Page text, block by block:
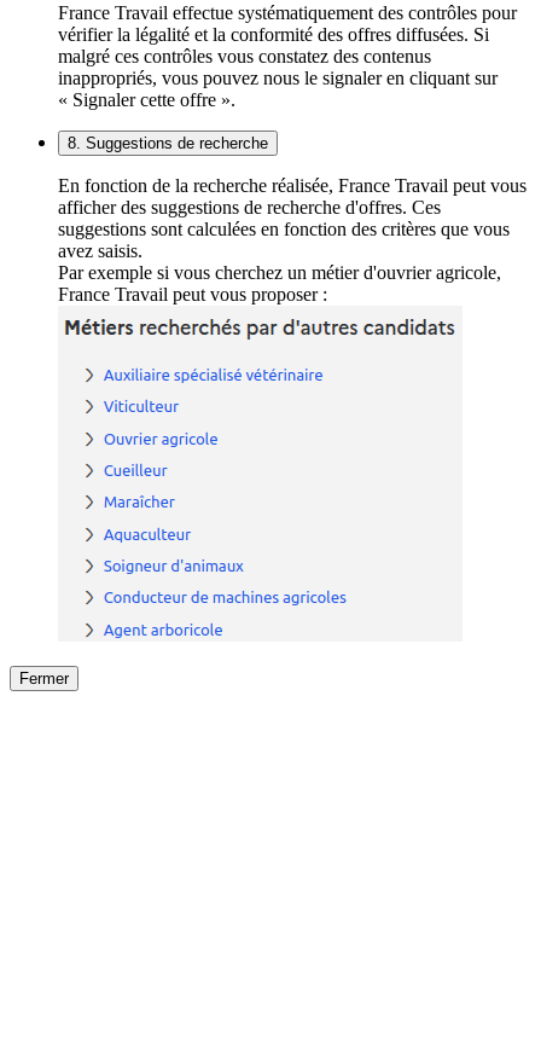
France Travail effectue systématiquement des contrôles pour
vérifier la légalité et la conformité des offres diffusées. Si
malgré ces contrôles vous constatez des contenus
inappropriés, vous pouvez nous le signaler en cliquant sur
« Signaler cette offre ».
8. Suggestions de recherche
En fonction de la recherche réalisée, France Travail peut vous
afficher des suggestions de recherche d'offres. Ces
suggestions sont calculées en fonction des critères que vous
avez saisis.
Par exemple si vous cherchez un métier d'ouvrier agricole,
France Travail peut vous proposer :
Fermer